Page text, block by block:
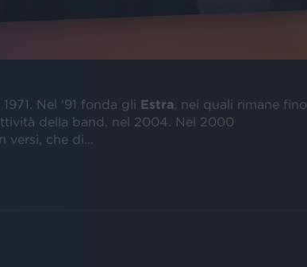
Nel '91 fonda gli Estra , nei quali rimane fino
della band, nel 2004. Nel 2000
versi, che di...